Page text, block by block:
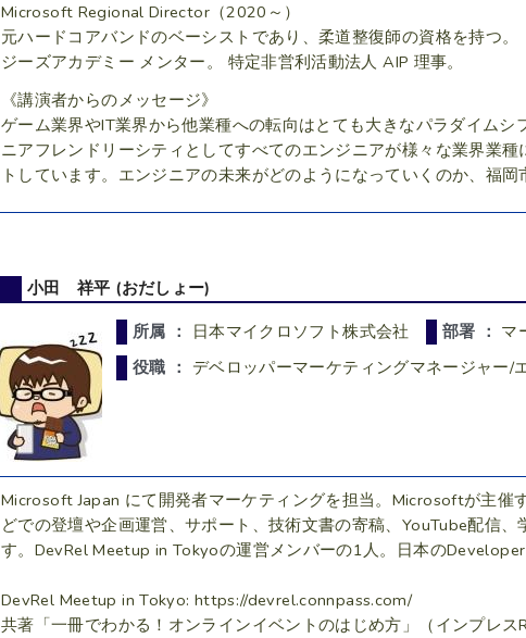
Microsoft Regional Director（2020～）
元ハードコアバンドのベーシストであり、柔道整復師の資格を持つ。
ジーズアカデミー メンター。 特定非営利活動法人 AIP 理事。
《講演者からのメッセージ》
ゲーム業界やIT業界から他業種への転向はとても大きなパラダイム
ニアフレンドリーシティとしてすべてのエンジニアが様々な業界業
トしています。エンジニアの未来がどのようになっていくのか、福
小田 祥平 (おだしょー)
所属 ：
日本マイクロソフト株式会社 部署 ： マ
役職 ： デベロッパーマーケティングマネージャー/
Microsoft Japan にて開発者マーケティングを担当。Microsoftが主催
どでの登壇や企画運営、サポート、技術文書の寄稿、YouTube配信
す。DevRel Meetup in Tokyoの運営メンバーの1人。日本の
DevRel Meetup in Tokyo: https://devrel.connpass.com/
共著「一冊でわかる！オンラインイベントのはじめ方」（インプレス